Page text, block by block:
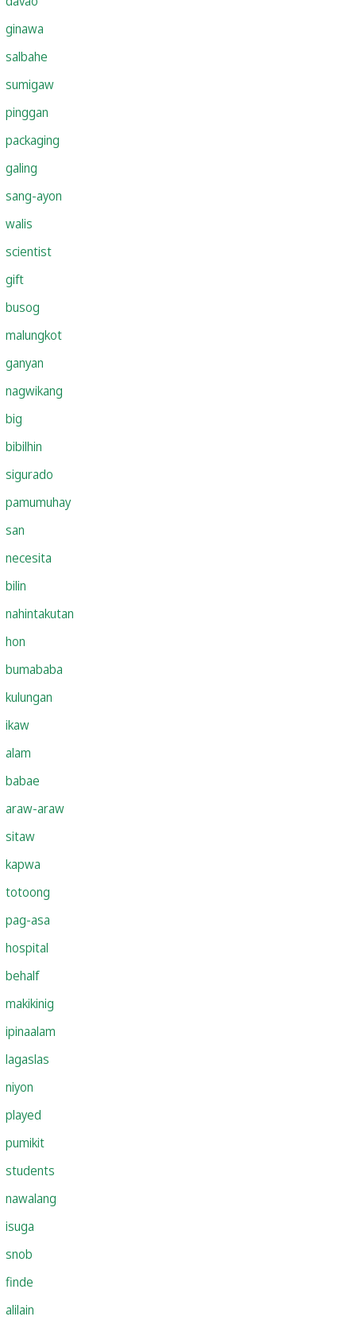
ginawa
salbahe
sumigaw
pinggan
packaging
galing
sang-ayon
walis
scientist
gift
busog
malungkot
ganyan
nagwikang
big
bibilhin
sigurado
pamumuhay
san
necesita
bilin
nahintakutan
hon
bumababa
kulungan
ikaw
alam
babae
araw-araw
sitaw
kapwa
totoong
pag-asa
hospital
behalf
makikinig
ipinaalam
lagaslas
niyon
played
pumikit
students
nawalang
isuga
snob
finde
alilain